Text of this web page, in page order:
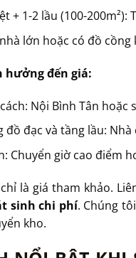
+ 1-2 lầu (100-200m²):
lớn hoặc có đồ
hưởng đến giá:
Nội Bình Tân hoặc
đồ đạc và tầng lầu:
Chuyển giờ cao điểm
là giá tham khảo.
sinh chi phí. Chúng
kho.